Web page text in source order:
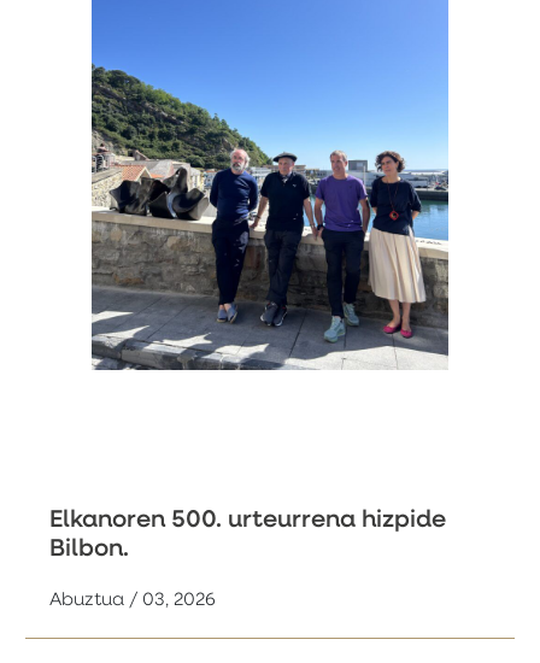
Elkanoren 500. urteurrena hizpide
Bilbon.
Abuztua / 03, 2026